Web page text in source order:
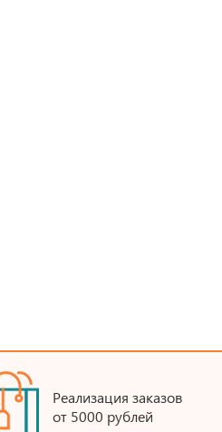
Реализация заказов
от 5000 рублей